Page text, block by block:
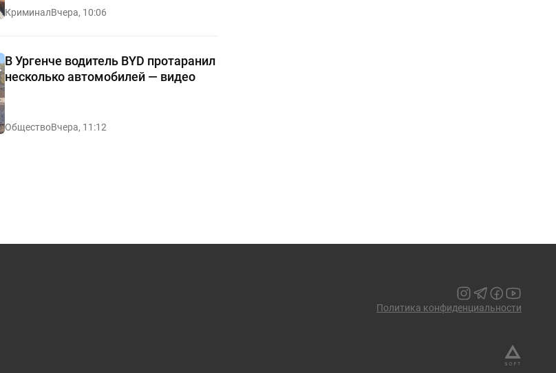
КриминалВчера, 10:06
В Ургенче водитель BYD протаранил
несколько автомобилей — видео
ОбществоВчера, 11:12
Политика конфиденциальности